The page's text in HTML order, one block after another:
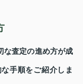
な査定の進め方が成
手順をご紹介しま